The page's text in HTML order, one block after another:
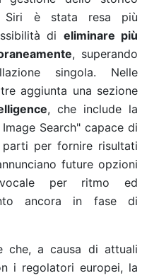
Siri è stata resa più
di eliminare più
, superando
singola. Nelle
aggiunta una sezione
, che include la
Search" capace di
per fornire risultati
future opzioni
vocale per ritmo ed
ancora in fase di
che, a causa di attuali
i regolatori europei, la